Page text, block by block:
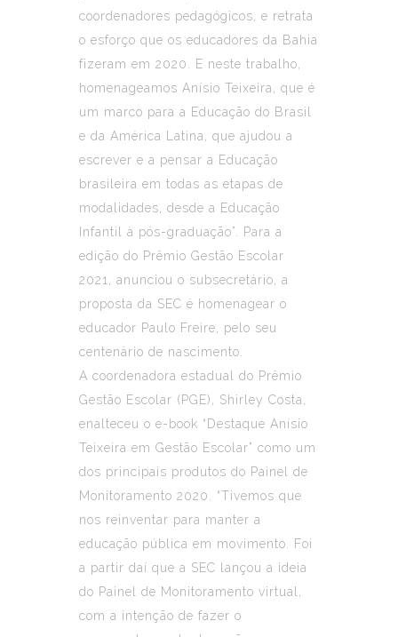
coordenadores pedagógicos, e retrata
o esforço que os educadores da Bahia
fizeram em 2020. E neste trabalho,
homenageamos Anísio Teixeira, que é
um marco para a Educação do Brasil
e da América Latina, que ajudou a
escrever e a pensar a Educação
brasileira em todas as etapas de
modalidades, desde a Educação
Infantil à pós-graduação”. Para a
edição do Prêmio Gestão Escolar
2021, anunciou o subsecretário, a
proposta da SEC é homenagear o
educador Paulo Freire, pelo seu
centenário de nascimento.
A coordenadora estadual do Prêmio
Gestão Escolar (PGE), Shirley Costa,
enalteceu o e-book “Destaque Anísio
Teixeira em Gestão Escolar” como um
dos principais produtos do Painel de
Monitoramento 2020. “Tivemos que
nos reinventar para manter a
educação pública em movimento. Foi
a partir daí que a SEC lançou a ideia
do Painel de Monitoramento virtual,
com a intenção de fazer o